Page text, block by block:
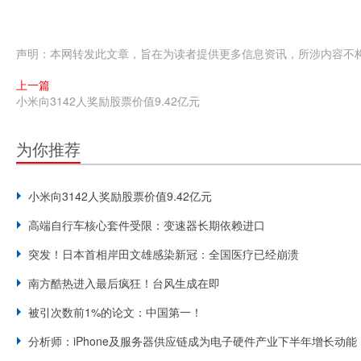
声明：本网转发此文章，旨在为读者提供更多信息资讯，所涉内容
上一篇
小米向3142人奖励股票价值9.42亿元
为你推荐
小米向3142人奖励股票价值9.42亿元
高端自行车核心套件受限：变速器长期依赖进口
突发！日本首相岸田文雄感染新冠：全国医疗已经崩溃
南方酷热进入最后疯狂！台风生成在即
被引次数前1%的论文：中国第一！
分析师：iPhone及服务器供应链成为电子硬件产业下半年增长动能